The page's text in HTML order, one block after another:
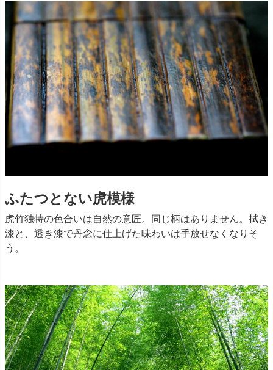
ふたつとない虎模様
虎竹独特の色合いは自然の意匠。同じ柄はありません。拭き
漆と、透き漆で丹念に仕上げた味わいは手放せなくなりそ
う。